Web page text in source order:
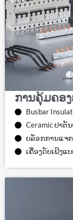
ການຄຸ້ມຄອ
Busbar
Ceramic ປາຕັນ
ບລັອກການແຈ
ເຄື່ອງດັບເພີງແ